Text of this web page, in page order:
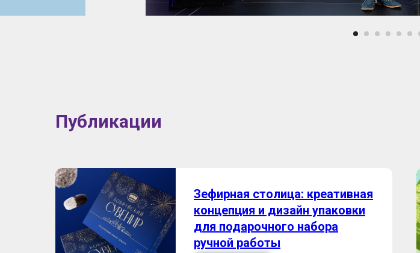
Публикации
Зефирная столица: креативная
концепция и дизайн упаковки
для подарочного набора
ручной работы